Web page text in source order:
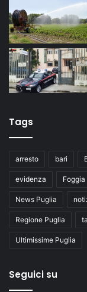
Tags
arresto bari
evidenza Foggia
News Puglia
Regione Puglia
Ultimissime Puglia
Seguici su